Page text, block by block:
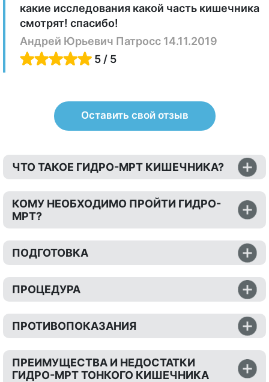
какие исследования какой часть кишечника
смотрят! спасибо!
Андрей Юрьевич Патросс 14.11.2019
5 / 5
Оставить свой отзыв
ЧТО ТАКОЕ ГИДРО-МРТ КИШЕЧНИКА?
КОМУ НЕОБХОДИМО ПРОЙТИ ГИДРО-
МРТ?
ПОДГОТОВКА
ПРОЦЕДУРА
ПРОТИВОПОКАЗАНИЯ
ПРЕИМУЩЕСТВА И НЕДОСТАТКИ
ГИДРО-МРТ ТОНКОГО КИШЕЧНИКА